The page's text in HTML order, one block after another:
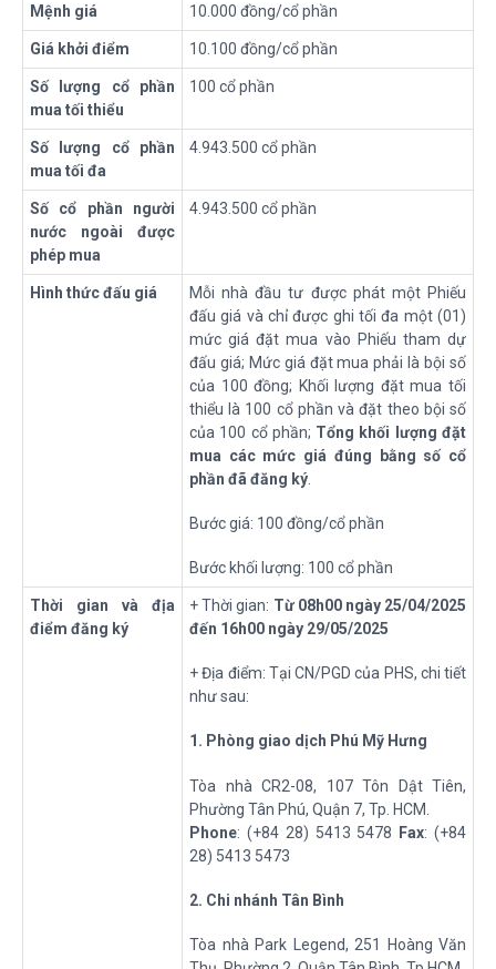
Mệnh giá 10.000 đồng/cổ phần
Giá khởi điểm 10.100 đồng/cổ phần
Số lượng cổ phần
mua tối thiểu
100 cổ phần
Số lượng cổ phần
mua tối đa
4.943.500 cổ phần
Số cổ phần người
nước ngoài được
phép mua
4.943.500 cổ phần
Hình thức đấu giá
Mỗi nhà đầu tư được phát một Phiếu
đấu giá và chỉ được ghi tối đa một (01)
mức giá đặt mua vào Phiếu tham dự
đấu giá; Mức giá đặt mua phải là bội số
của 100 đồng; Khối lượng đặt mua tối
thiểu là 100 cổ phần và đặt theo bội số
của 100 cổ phần; Tổng khối lượng đặt
mua các mức giá đúng bằng số cổ
phần đã đăng ký
Bước giá: 100 đồng/cổ phần
Bước khối lượng: 100 cổ phần
Thời gian và địa
điểm đăng ký
+ Thời gian: Từ 08h00 ngày 25/04/2025
đến 16h00 ngày 29/05/2025
+ Địa điểm: Tại CN/PGD của PHS, chi tiết
như sau:
1 . Phòng giao dịch Phú Mỹ Hưng
Tòa nhà CR2-08, 107 Tôn Dật Tiên,
Phường Tân Phú, Quận 7, Tp. HCM.
Phone: (+84 28) 5413 5478 Fax: (+84
28) 5413 5473
2. Chi nhánh Tân Bình
Tòa nhà Park Legend, 251 Hoàng Văn